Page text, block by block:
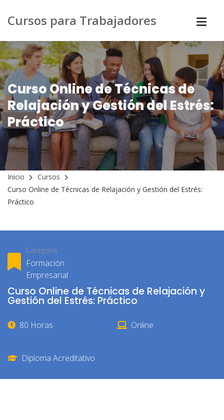
Cursos para Trabajadores
Curso Online de Técnicas de
Relajación y Gestión del Estrés:
Práctico
Inicio
Cursos
Curso Online de Técnicas de Relajación y Gestión del Estrés:
Práctico
Categoría
Formación
Empresarial
Curso Online de Técnicas de Relajación y
Gestión del Estrés: Práctico
80 Horas Online
Diploma Acreditativo